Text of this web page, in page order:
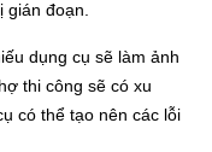
đoạn.
dụng cụ sẽ làm ảnh
thi công sẽ có xu
có thể tạo nên các lỗi